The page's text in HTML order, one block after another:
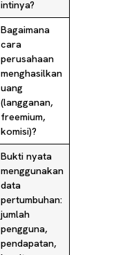
intinya?
Bagaimana
cara
perusahaan
menghasilkan
uang
(langganan,
freemium,
komisi)?
Bukti nyata
menggunakan
data
pertumbuhan:
jumlah
pengguna,
pendapatan,